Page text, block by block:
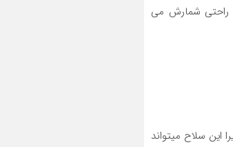
راحتی شمارش می
این سلاح میتواند